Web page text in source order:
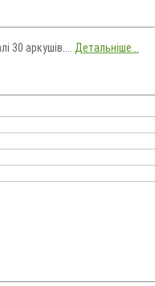
30 аркушів.... Детальніше...